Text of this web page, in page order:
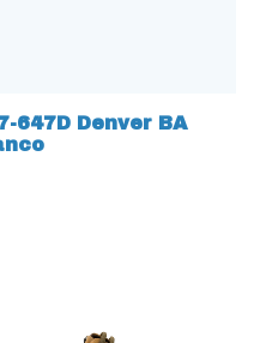
647D Denver BA